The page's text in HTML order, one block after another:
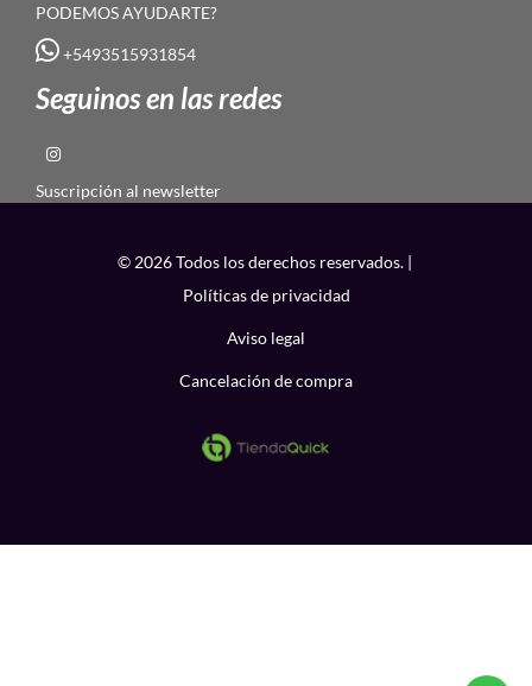
PODEMOS AYUDARTE?
+5493515931854
Seguinos en las redes
Suscripción al newsletter
© 2026 Todos los derechos reservados. |
Políticas de privacidad
Aviso legal
Cancelación de compra